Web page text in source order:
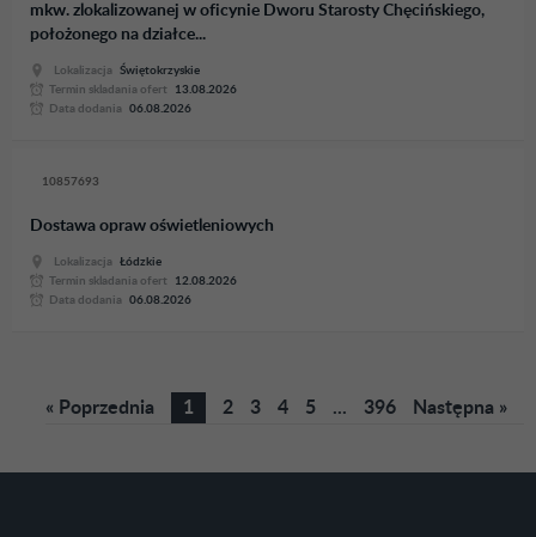
mkw. zlokalizowanej w oficynie Dworu Starosty Chęcińskiego,
położonego na działce...
Lokalizacja
Świętokrzyskie
Termin skladania ofert
13.08.2026
Data dodania
06.08.2026
10857693
Dostawa opraw oświetleniowych
Lokalizacja
Łódzkie
Termin skladania ofert
12.08.2026
Data dodania
06.08.2026
« Poprzednia 1 2 3 4 5 ... 396 Następna »